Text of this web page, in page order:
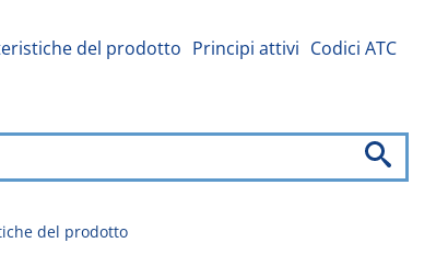
del prodotto Principi attivi Codici ATC
del prodotto